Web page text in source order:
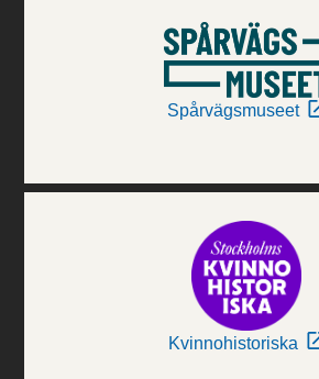
Spårvägsmuseet
Kvinnohistoriska